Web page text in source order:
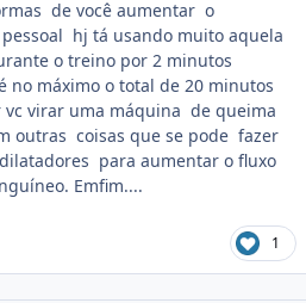
de você aumentar o
hj tá usando muito aquela
o treino por 2 minutos
máximo o total de 20 minutos
virar uma máquina de queima
outras coisas que se pode fazer
para aumentar o fluxo
Emfim....
1